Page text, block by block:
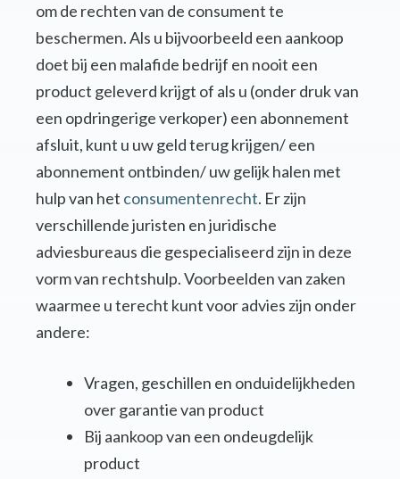
om de rechten van de consument te
beschermen. Als u bijvoorbeeld een aankoop
doet bij een malafide bedrijf en nooit een
product geleverd krijgt of als u (onder druk van
een opdringerige verkoper) een abonnement
afsluit, kunt u uw geld terug krijgen/ een
abonnement ontbinden/ uw gelijk halen met
hulp van het consumentenrecht. Er zijn
verschillende juristen en juridische
adviesbureaus die gespecialiseerd zijn in deze
vorm van rechtshulp. Voorbeelden van zaken
waarmee u terecht kunt voor advies zijn onder
andere:
Vragen, geschillen en onduidelijkheden
over garantie van product
Bij aankoop van een ondeugdelijk
product